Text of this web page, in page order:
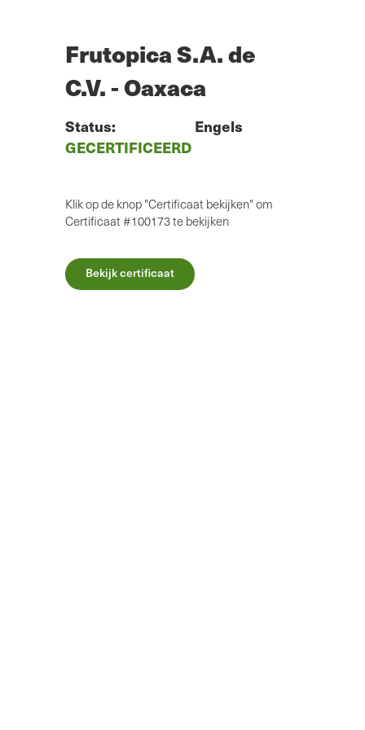
Frutopica S.A. de
C.V. - Oaxaca
Status:
GECERTIFICEERD
Engels
Klik op de knop "Certificaat bekijken" om
Certificaat #100173 te bekijken
Bekijk certificaat